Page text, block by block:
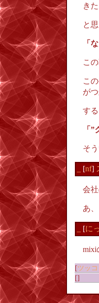
き
と
「
こ
こ
が
す
「
そ
[nf]
会
あ、
[に
mixi
[ツッ
[]